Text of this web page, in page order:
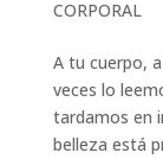
CORPORAL
A tu cuerpo,
veces lo
tardamos en
belleza está